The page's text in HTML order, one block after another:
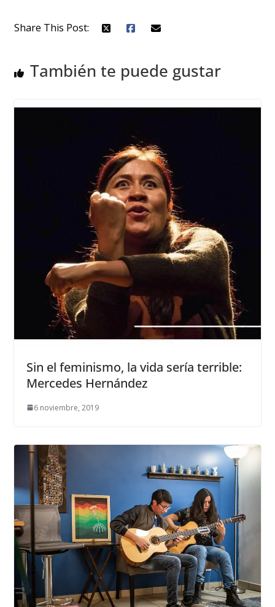
Share This Post:
También te puede gustar
Sin el feminismo, la vida sería terrible:
Mercedes Hernández
6 noviembre, 2019